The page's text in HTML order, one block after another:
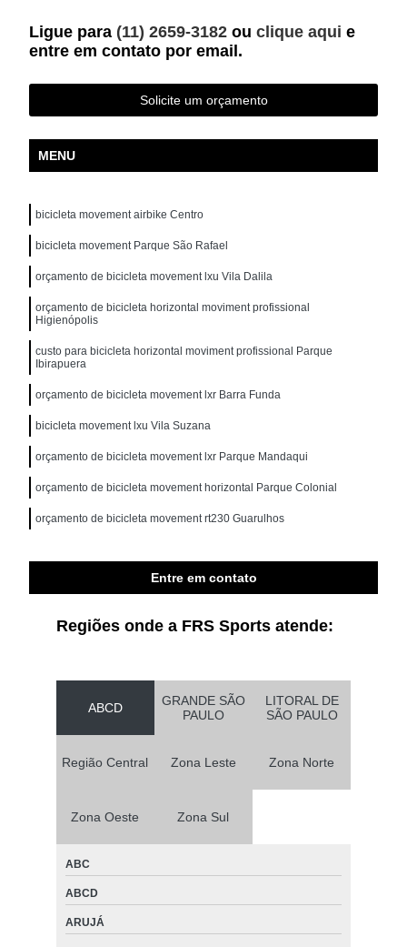
Ligue para (11) 2659-3182ouclique aqui e
entre em contato por email.
Solicite um orçamento
MENU
bicicleta movement airbike Centro
bicicleta movement Parque São Rafael
orçamento de bicicleta movement lxu Vila Dalila
orçamento de bicicleta horizontal moviment profissional
Higienópolis
custo para bicicleta horizontal moviment profissional Parque
Ibirapuera
orçamento de bicicleta movement lxr Barra Funda
bicicleta movement lxu Vila Suzana
orçamento de bicicleta movement lxr Parque Mandaqui
orçamento de bicicleta movement horizontal Parque Colonial
orçamento de bicicleta movement rt230 Guarulhos
Entre em contato
Regiões onde a FRS Sports atende:
ABCD
GRANDE SÃO
PAULO
LITORAL DE
SÃO PAULO
Região Central Zona Leste Zona Norte
Zona Oeste Zona Sul
ABC
ABCD
ARUJÁ